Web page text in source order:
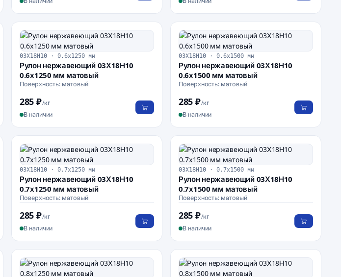
03Х18Н10 · 0.6х1250 мм
Рулон нержавеющий 03Х18Н10
0.6х1250 мм матовый
Поверхность: матовый
285 ₽/кг
В наличии
03Х18Н10 · 0.6х1500 мм
Рулон нержавеющий 03Х18Н10
0.6х1500 мм матовый
Поверхность: матовый
285 ₽/кг
В наличии
03Х18Н10 · 0.7х1250 мм
Рулон нержавеющий 03Х18Н10
0.7х1250 мм матовый
Поверхность: матовый
285 ₽/кг
В наличии
03Х18Н10 · 0.7х1500 мм
Рулон нержавеющий 03Х18Н10
0.7х1500 мм матовый
Поверхность: матовый
285 ₽/кг
В наличии